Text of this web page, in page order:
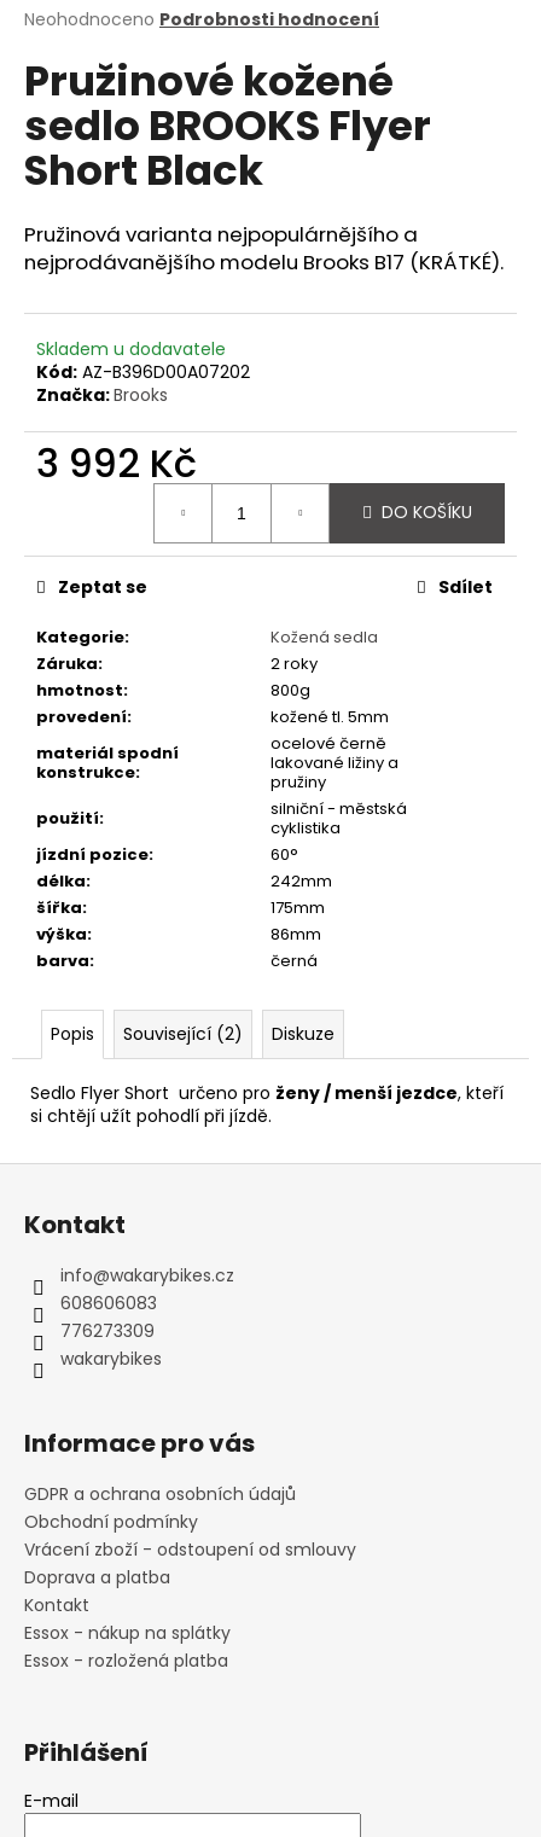
Průměrné
produktu
je
z
5
hvězdiček.
Neohodnoceno Podrobnosti hodnocení
Pružinové kožené
sedlo BROOKS Flyer
Short Black
Pružinová varianta nejpopulárnějšího a
nejprodávanějšího modelu Brooks B17 (KRÁTKÉ).
Skladem u dodavatele
Kód: AZ-B396D00A07202
Značka:Brooks
3 992 Kč
DO KOŠÍKU
Kategorie:
Kožená sedla
Záruka:
2 roky
hmotnost:
800g
provedení:
kožené tl. 5mm
materiál spodní
konstrukce:
ocelové černě
lakované ližiny a
pružiny
použití:
silniční - městská
cyklistika
jízdní pozice:
60°
délka:
242mm
šířka:
175mm
výška:
86mm
barva: černá
Zeptat se Sdílet
Popis Související (2) Diskuze
Sedlo Flyer Short určeno pro ženy / menší jezdce, kteří
si chtějí užít pohodlí při jízdě.
a
j
í
t
?
D
o
p
o
e
m
e
SEDLO
M-
RETRO
HNĚDÉ
550
Kč
Z
Kontakt
info@wakarybikes.cz
608606083
776273309
wakarybikes
Informace pro vás
GDPR a ochrana osobních údajů
Obchodní podmínky
Vrácení zboží - odstoupení od smlouvy
Doprava a platba
Kontakt
Essox - nákup na splátky
Essox - rozložená platba
Přihlášení
E-mail